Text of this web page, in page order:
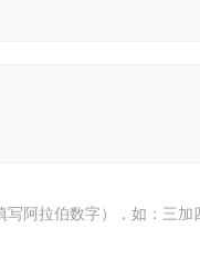
写阿拉伯数字），如：三加